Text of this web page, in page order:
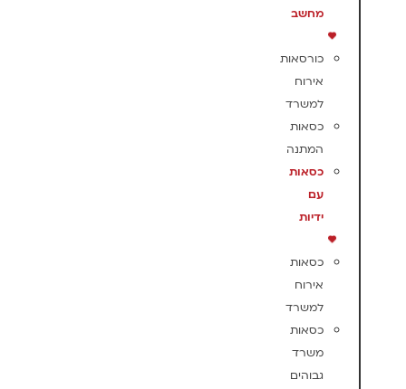
מחשב
כורסאות
אירוח
למשרד
כסאות
המתנה
כסאות
עם
ידיות
כסאות
אירוח
למשרד
כסאות
משרד
גבוהים